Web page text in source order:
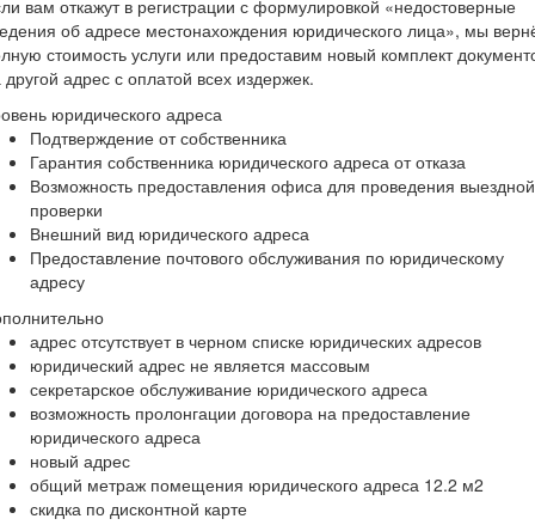
вам откажут в регистрации с формулировкой «недостоверные
об адресе местонахождения юридического лица», мы
стоимость услуги или предоставим новый комплект
другой адрес с оплатой всех издержек.
юридического адреса
Подтверждение от собственника
Гарантия собственника юридического адреса от отказа
Возможность предоставления офиса для проведения выездной
проверки
Внешний вид юридического адреса
Предоставление почтового обслуживания по юридическому
адресу
адрес отсутствует в черном списке юридических адресов
юридический адрес не является массовым
секретарское обслуживание юридического адреса
возможность пролонгации договора на предоставление
юридического адреса
новый адрес
общий метраж помещения юридического адреса 12.2 м2
скидка по дисконтной карте